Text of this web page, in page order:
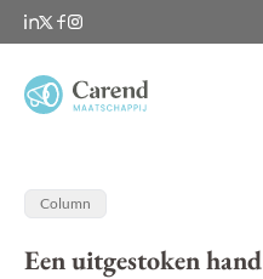
Column
Een uitgestoken hand